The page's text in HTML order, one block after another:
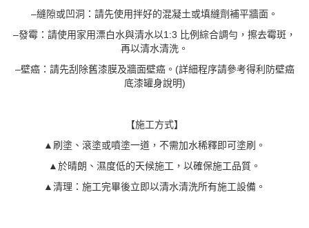
–縫隙或凹洞：請先使用拌好的混凝土或填縫劑補平牆面。
–發霉：請使用家用漂白水與清水以1:3 比例綜合調勻，擦去霉斑，
再以清水清洗。
–壁癌：請先刮除舊漆膜及牆面壁癌。(詳細程序請參考得利防壁癌
底漆罐身說明)
【施工方式】
▲刷塗、滾塗或噴塗一道，不需加水稀釋即可塗刷。
▲於晴朗、濕度低的天候施工，以確保施工品質。
▲清理：施工完畢後立即以清水清洗所有施工設備。